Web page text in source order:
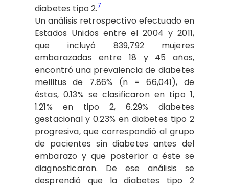
diabetes tipo 2.7
Un análisis retrospectivo efectuado en
Estados Unidos entre el 2004 y 2011,
que incluyó 839,792 mujeres
embarazadas entre 18 y 45 años,
encontró una prevalencia de diabetes
mellitus de 7.86% (n = 66,041), de
éstas, 0.13% se clasificaron en tipo 1,
1.21% en tipo 2, 6.29% diabetes
gestacional y 0.23% en diabetes tipo 2
progresiva, que correspondió al grupo
de pacientes sin diabetes antes del
embarazo y que posterior a éste se
diagnosticaron. De ese análisis se
desprendió que la diabetes tipo 2